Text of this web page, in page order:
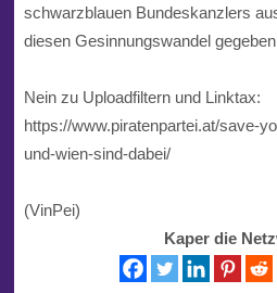
schwarzblauenBundeskanzlers
diesen Gesinnungswandel
Nein zu Uploadfiltern und Linktax:
https://www.piratenpartei.at/save-
und-wien-sind-dabei/
(VinPei)
Kaper die